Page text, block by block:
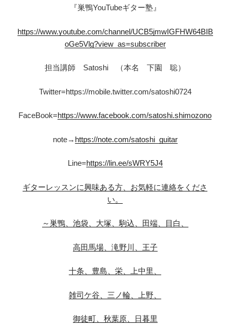
『巣鴨YouTubeギター塾』
https://www.youtube.com/channel/UCB5jmwIGFHW64BIB
oGe5Vlg?view_as=subscriber
担当講師 Satoshi （本名 下園 聡）
Twitter=https://mobile.twitter.com/satoshi0724
FaceBook=https://www.facebook.com/satoshi.shimozono
note→ https://note.com/satoshi_guitar
Line=https://lin.ee/sWRY5J4
ギターレッスンに興味ある方、お気軽に連絡をくださ
い。
～巣鴨、池袋、大塚、駒込、田端、目白、
高田馬場、滝野川、王子
十条、豊島、栄、上中里、
雑司ケ谷、三ノ輪、上野、
御徒町、秋葉原、日暮里